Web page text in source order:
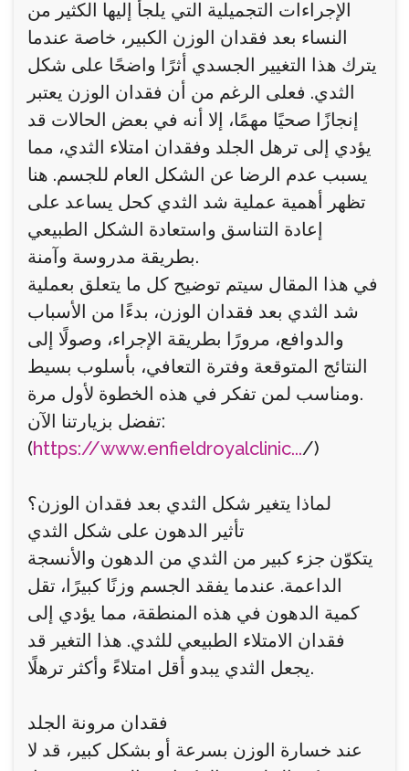
الإجراءات التجميلية التي يلجأ إليها الكثير من
النساء بعد فقدان الوزن الكبير، خاصة عندما
يترك هذا التغيير الجسدي أثرًا واضحًا على شكل
الثدي. فعلى الرغم من أن فقدان الوزن يعتبر
إنجازًا صحيًا مهمًا، إلا أنه في بعض الحالات قد
يؤدي إلى ترهل الجلد وفقدان امتلاء الثدي، مما
يسبب عدم الرضا عن الشكل العام للجسم. هنا
تظهر أهمية عملية شد الثدي كحل يساعد على
إعادة التناسق واستعادة الشكل الطبيعي
بطريقة مدروسة وآمنة.
في هذا المقال سيتم توضيح كل ما يتعلق بعملية
شد الثدي بعد فقدان الوزن، بدءًا من الأسباب
والدوافع، مرورًا بطريقة الإجراء، وصولًا إلى
النتائج المتوقعة وفترة التعافي، بأسلوب بسيط
ومناسب لمن تفكر في هذه الخطوة لأول مرة.
تفضل بزيارتنا الآن:
(https://www.enfieldroyalclinic.../)
لماذا يتغير شكل الثدي بعد فقدان الوزن؟
تأثير الدهون على شكل الثدي
يتكوّن جزء كبير من الثدي من الدهون والأنسجة
الداعمة. عندما يفقد الجسم وزنًا كبيرًا، تقل
كمية الدهون في هذه المنطقة، مما يؤدي إلى
فقدان الامتلاء الطبيعي للثدي. هذا التغير قد
يجعل الثدي يبدو أقل امتلاءً وأكثر ترهلًا.
فقدان مرونة الجلد
عند خسارة الوزن بسرعة أو بشكل كبير، قد لا